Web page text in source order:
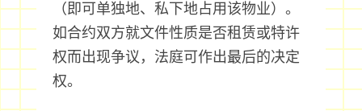
（即可单独地、私下地占用该物业）。
如合约双方就文件性质是否租赁或特许
权而出现争议，法庭可作出最后的决定
权。